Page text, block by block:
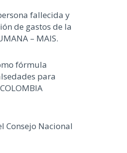
fallecida y
de gastos de la
– MAIS.
fórmula
para
Consejo Nacional